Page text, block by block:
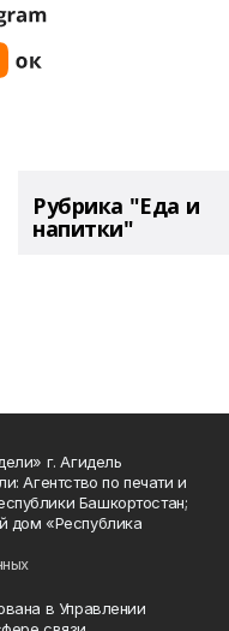
Рубрика "Еда и
напитки"
г. Агидель
Агентство по печати и
Башкортостан;
дом «Республика
в Управлении